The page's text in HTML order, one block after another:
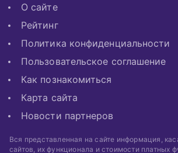
О сайте
Рейтинг
Политика конфиденциальности
Пользовательское соглашение
Как познакомиться
Карта сайта
Новости партнеров
Вся представленная на сайте информация,
сайтов, их функционала и стоимости платных